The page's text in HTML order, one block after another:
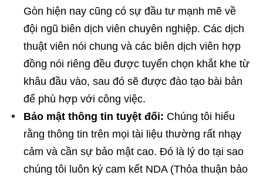
Gòn hiện nay cũng có sự đầu tư mạnh mẽ về
đội ngũ biên dịch viên chuyên nghiệp. Các dịch
thuật viên nói chung và các biên dịch viên hợp
đồng nói riêng đều được tuyển chọn khắt khe từ
khâu đầu vào, sau đó sẽ được đào tạo bài bản
để phù hợp với công việc.
Bảo mật thông tin tuyệt đối: Chúng tôi hiểu
rằng thông tin trên mọi tài liệu thường rất nhạy
cảm và cần sự bảo mật cao. Đó là lý do tại sao
chúng tôi luôn ký cam kết NDA (Thỏa thuận bảo